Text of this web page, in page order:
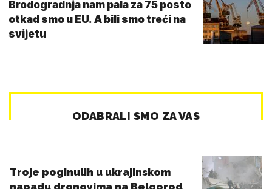
Brodogradnja nam pala za 75 posto
otkad smo u EU. A bili smo treći na
svijetu